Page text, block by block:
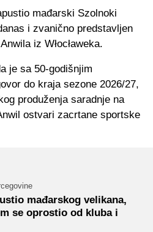
mađarski Szolnoki
i zvanično predstavljen
iz Włocławeka.
je sa 50-godišnjim
do kraja sezone 2026/27,
produženja saradnje na
ostvari zacrtane sportske
mađarskog velikana,
se oprostio od kluba i